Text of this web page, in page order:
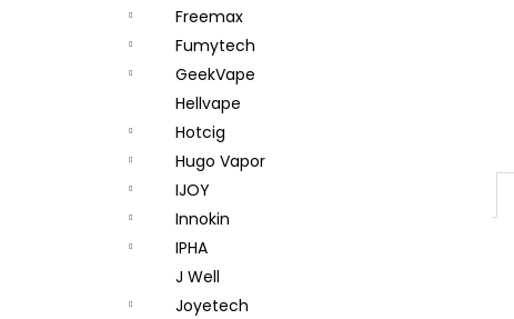
Freemax
Fumytech
GeekVape
Hellvape
Hotcig
Hugo Vapor
IJOY
Innokin
IPHA
J Well
Joyetech